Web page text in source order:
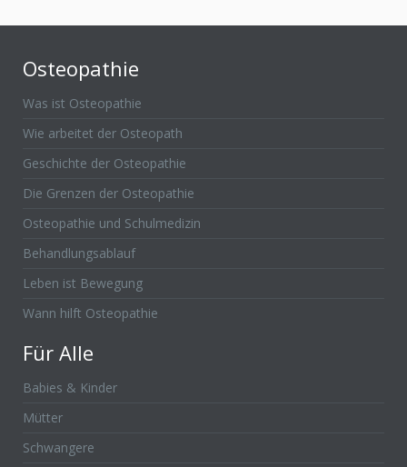
Osteopathie
Was ist Osteopathie
Wie arbeitet der Osteopath
Geschichte der Osteopathie
Die Grenzen der Osteopathie
Osteopathie und Schulmedizin
Behandlungsablauf
Leben ist Bewegung
Wann hilft Osteopathie
Für Alle
Babies & Kinder
Mütter
Schwangere